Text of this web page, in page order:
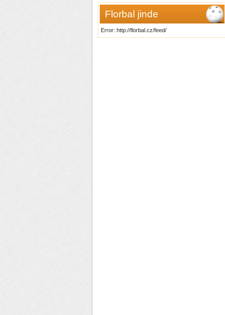
Florbal jinde
Error: http://florbal.cz/feed/